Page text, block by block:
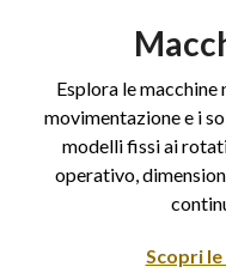
Esplora le macchine
movimentazione e i
modelli fissi ai
operativo,
Scopri